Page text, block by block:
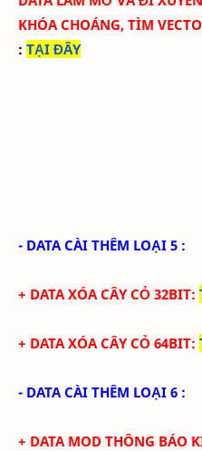
KHÓA CHOÁNG, TÌM
: TẠI ĐÂY
- DATA CÀI THÊM LOẠI 5 :
+ DATA XÓA CÂY CỎ 32BIT:
+ DATA XÓA CÂY CỎ 64BIT:
- DATA CÀI THÊM LOẠI 6 :
+ DATA MOD THÔNG BÁO